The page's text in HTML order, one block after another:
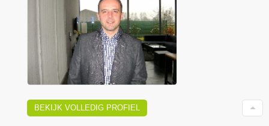
BEKIJK VOLLEDIG PROFIEL